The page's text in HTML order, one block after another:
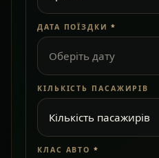
ДАТА ПОЇЗДКИ *
Оберіть дату
КІЛЬКІСТЬ ПАСАЖИРІВ
КЛАС АВТО *